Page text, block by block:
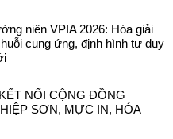
niên VPIA 2026: Hóa giải
cung ứng, định hình tư duy
NỐI CỘNG ĐỒNG
SƠN, MỰC IN, HÓA